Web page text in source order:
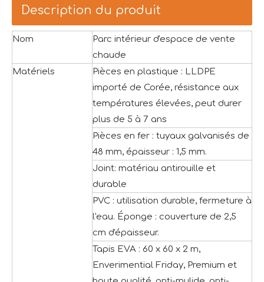
Description du produit
Nom
Parc intérieur d'espace de vente
chaude
Matériels
Pièces en plastique : LLDPE
importé de Corée, résistance aux
températures élevées, peut durer
plus de 5 à 7 ans
Pièces en fer : tuyaux galvanisés de
48 mm, épaisseur : 1,5 mm.
Joint: matériau antirouille et
durable
PVC : utilisation durable, fermeture à
l'eau. Éponge : couverture de 2,5
cm d'épaisseur.
Tapis EVA : 60 x 60 x 2 m,
Enverimential Friday, Premium et